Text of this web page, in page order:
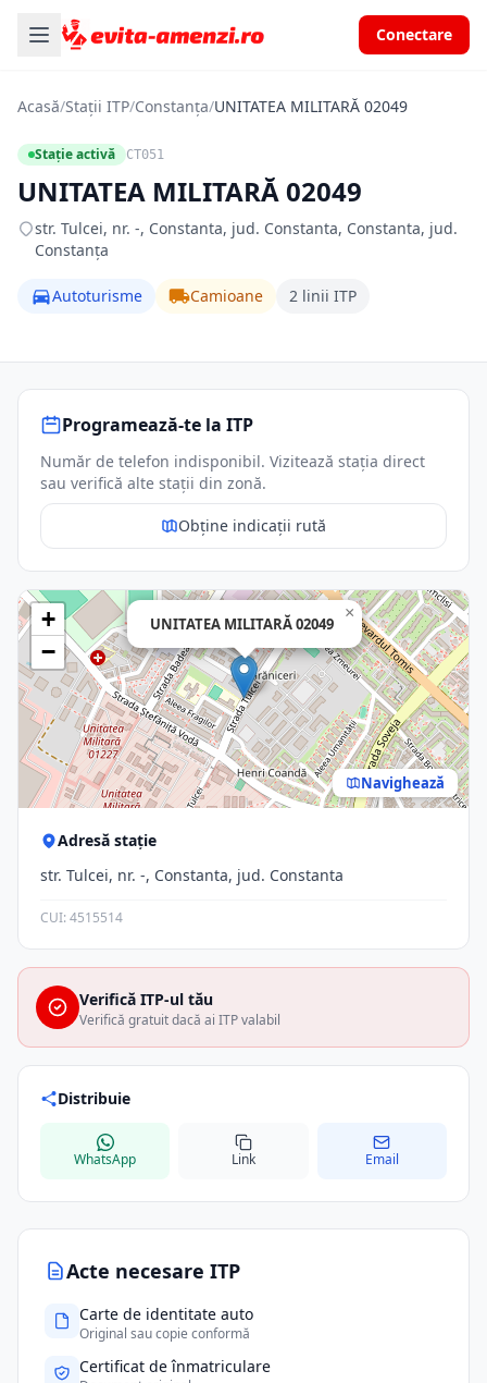
Conectare
Acasă/Stații ITP/Constanța/UNITATEA MILITARĂ 02049
Stație activă CT051
UNITATEA MILITARĂ 02049
str. Tulcei, nr. -, Constanta, jud. Constanta, Constanta, jud.
Constanța
Autoturisme Camioane 2 linii ITP
Acte necesare ITP
Carte de identitate auto
Original sau copie conformă
Certificat de înmatriculare
Programează-te la ITP
Număr de telefon indisponibil. Vizitează stația direct
sau verifică alte stații din zonă.
Obține indicații rută
UNITATEA MILITARĂ 02049
×
+
−
Navighează
Adresă stație
str. Tulcei, nr. -, Constanta, jud. Constanta
CUI: 4515514
Verifică ITP-ul tău
Verifică gratuit dacă ai ITP valabil
Distribuie
WhatsApp Link Email